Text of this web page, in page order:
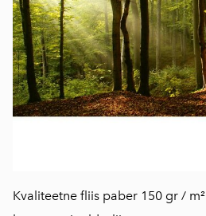
Kvaliteetne fliis paber 150 gr / m²